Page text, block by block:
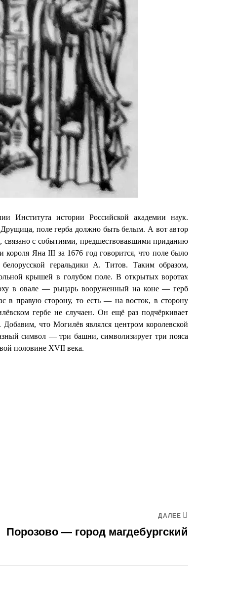
Института истории Российской академии наук.
поле герба должно быть белым. А вот автор
связано с событиями, предшествовавшими приданию
Яна III за 1676 год говорится, что поле было
геральдики А. Титов. Таким образом,
крышей в голубом поле. В открытых воротах
в овале — рыцарь вооруженный на коне — герб
в правую сторону, то есть — на восток, в сторону
гербе не случаен. Он ещё раз подчёркивает
Добавим, что Могилёв являлся центром королевской
символ — три башни, символизирует три пояса
половине XVII века.
ДАЛЕЕ
Порозово — город магдебургский